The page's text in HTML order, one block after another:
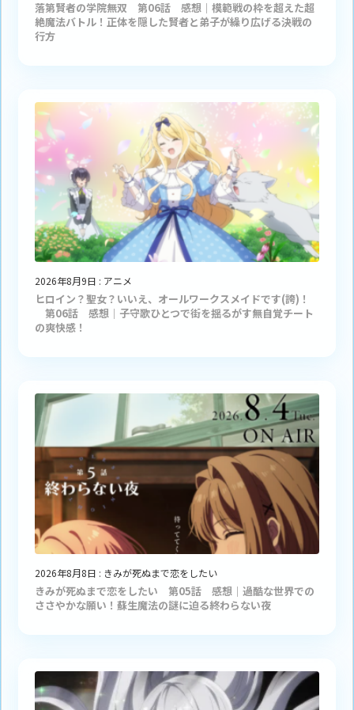
落第賢者の学院無双 第06話 感想｜模範戦の枠を超えた超
絶魔法バトル！正体を隠した賢者と弟子が繰り広げる決戦の
行方
2026年8月9日 : アニメ
ヒロイン？聖女？いいえ、オールワークスメイドです(誇)！
第06話 感想｜子守歌ひとつで街を揺るがす無自覚チート
の爽快感！
2026年8月8日 : きみが死ぬまで恋をしたい
きみが死ぬまで恋をしたい 第05話 感想｜過酷な世界での
ささやかな願い！蘇生魔法の謎に迫る終わらない夜